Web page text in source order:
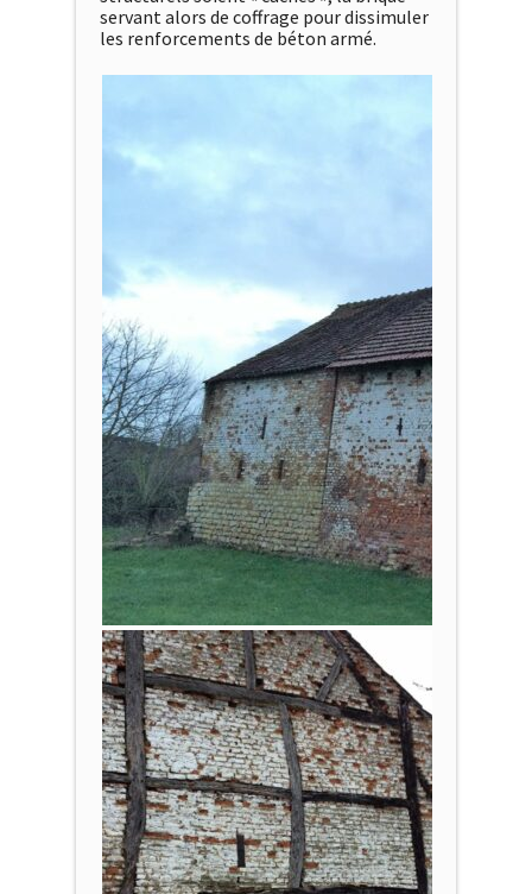
servant alors de coffrage pour dissimuler
les renforcements de béton armé.